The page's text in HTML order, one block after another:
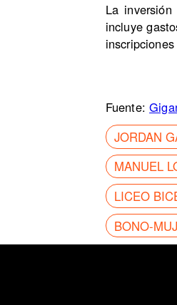
La
incluye
Fuente:
JORDAN
MANUEL
LICEO
BONO-